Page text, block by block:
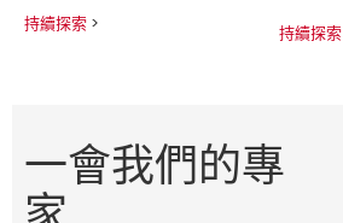
持續探索 >
持續探索
一會我們的專